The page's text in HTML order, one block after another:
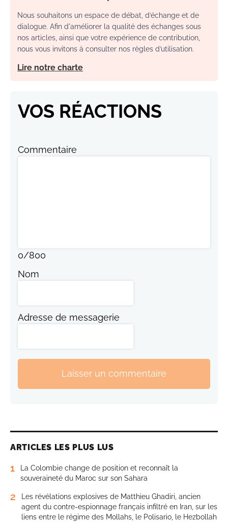
Nous souhaitons un espace de débat, d’échange et de
dialogue. Afin d'améliorer la qualité des échanges sous
nos articles, ainsi que votre expérience de contribution,
nous vous invitons à consulter nos règles d’utilisation.
Lire notre charte
VOS RÉACTIONS
Commentaire
0/800
Nom
Adresse de messagerie
Laisser un commentaire
ARTICLES LES PLUS LUS
1
La Colombie change de position et reconnaît la
souveraineté du Maroc sur son Sahara
2
Les révélations explosives de Matthieu Ghadiri, ancien
agent du contre-espionnage français infiltré en Iran, sur les
liens entre le régime des Mollahs, le Polisario, le Hezbollah